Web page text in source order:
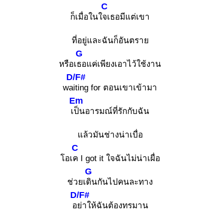
ก็เมื่อในใ
C
จเธอมีแต่เขา
ที่อยู่และฉันก็อันตราย
หรือเ
G
ธอแค่เพียงเอาไว้ใช้งาน
wa
D/F#
iting for ตอนเขาเข้ามา
เ
Em
ป็นอารมณ์ที่รักกับฉัน
แล้วมันช่างน่าเบื่อ
โอเ
C
ค I got it ใจฉันไม่น่าเผื่อ
ช่วยเ
G
ดินกันไปคนละทาง
อ
D/F#
ย่าให้ฉันต้องทรมาน